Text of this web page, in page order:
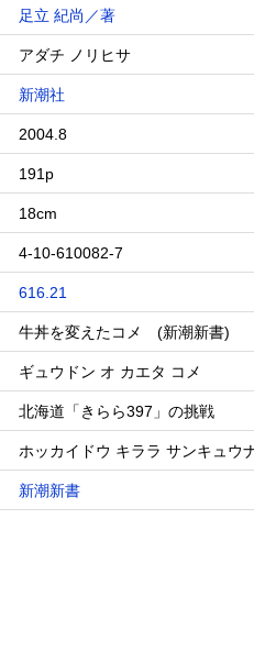
足立 紀尚／著
アダチ ノリヒサ
新潮社
2004.8
191p
18cm
4-10-610082-7
616.21
牛丼を変えたコメ (新潮新書)
ギュウドン オ カエタ コメ
北海道「きらら397」の挑戦
ホッカイドウ キララ サンキュウ
新潮新書